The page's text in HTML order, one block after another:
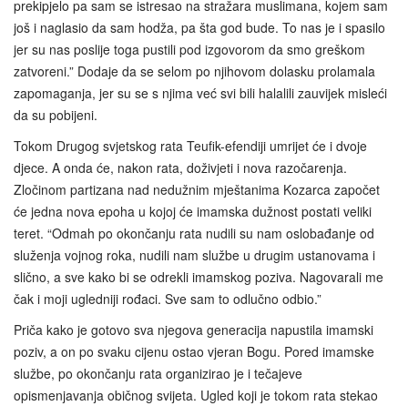
prekipjelo pa sam se istresao na stražara muslimana, kojem sam
još i naglasio da sam hodža, pa šta god bude. To nas je i spasilo
jer su nas poslije toga pustili pod izgovorom da smo greškom
zatvoreni.” Dodaje da se selom po njihovom dolasku prolamala
zapomaganja, jer su se s njima već svi bili halalili zauvijek misleći
da su pobijeni.
Tokom Drugog svjetskog rata Teufik-efendiji umrijet će i dvoje
djece. A onda će, nakon rata, doživjeti i nova razočarenja.
Zločinom partizana nad nedužnim mještanima Kozarca započet
će jedna nova epoha u kojoj će imamska dužnost postati veliki
teret. “Odmah po okončanju rata nudili su nam oslobađanje od
služenja vojnog roka, nudili nam službe u drugim ustanovama i
slično, a sve kako bi se odrekli imamskog poziva. Nagovarali me
čak i moji ugledniji rođaci. Sve sam to odlučno odbio.”
Priča kako je gotovo sva njegova generacija napustila imamski
poziv, a on po svaku cijenu ostao vjeran Bogu. Pored imamske
službe, po okončanju rata organizirao je i tečajeve
opismenjavanja običnog svijeta. Ugled koji je tokom rata stekao